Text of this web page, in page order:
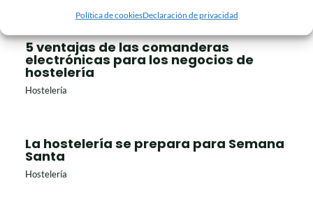
Política de cookiesDeclaración de privacidad
5 ventajas de las comanderas
electrónicas para los negocios de
hostelería
Hostelería
La hostelería se prepara para Semana
Santa
Hostelería